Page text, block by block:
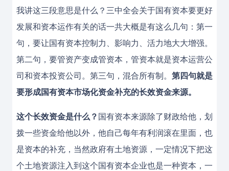
我讲这三段意思是什么？三中全会关于国有资本要更好
发展和资本运作有关的话一共大概是有这么几句：第一
句，要让国有资本控制力、影响力、活力地大大增强。
第二句，要管资产变成管资本，管资本就是资本运营公
司和资本投资公司。第三句，混合所有制。 第四句就是
要形成国有资本市场化资金补充的长效资金来源。
这个长效资金是什么？ 国有资本来源除了财政给他，划
拨一些资金给他以外，他自己每年有利润滚在里面，也
是资本的补充，当然政府有土地资源，一定情况下把这
个土地资源注入到这个国有资本企业也是一种资本，一